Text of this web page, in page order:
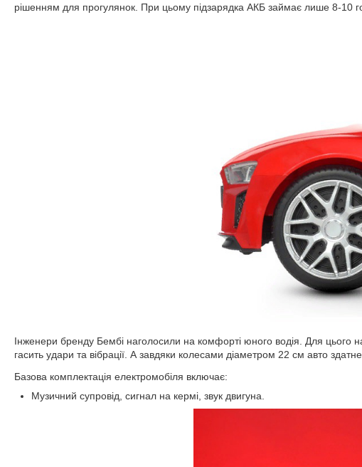
рішенням для прогулянок. При цьому підзарядка АКБ займає лише 8-10
Інженери бренду Бембі наголосили на комфорті юного водія. Для цього
гасить удари та вібрації. А завдяки колесами діаметром 22 см авто
Базова комплектація електромобіля включає:
Музичний супровід, сигнал на кермі, звук двигуна.